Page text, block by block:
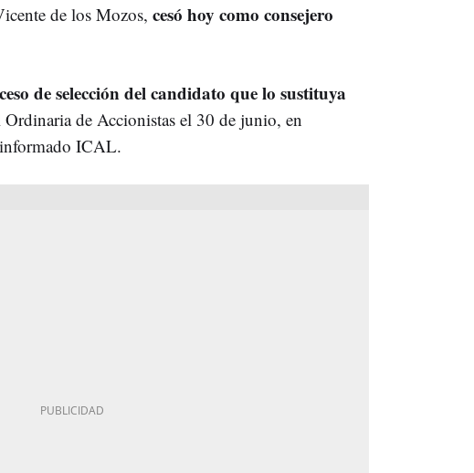
de los Mozos, cesó hoy como consejero
de selección del candidato que lo sustituya
de Accionistas el 30 de junio, en
ICAL.